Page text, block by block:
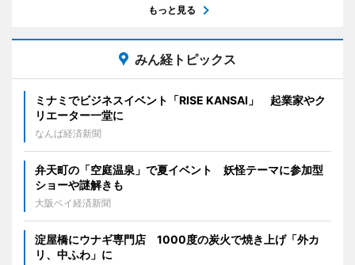
もっと見る
みん経トピックス
ミナミでビジネスイベント「RISE KANSAI」 起業家やク
リエーター一堂に
なんば経済新聞
弁天町の「空庭温泉」で夏イベント 妖怪テーマに参加型
ショーや謎解きも
大阪ベイ経済新聞
淀屋橋にウナギ専門店 1000度の炭火で焼き上げ「外カ
リ、中ふわ」に